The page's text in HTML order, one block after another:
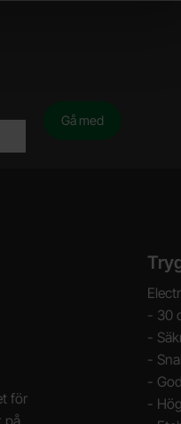
för
- 30
-
-
-
-